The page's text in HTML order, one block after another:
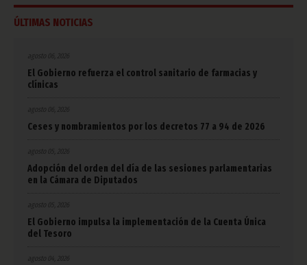
ÚLTIMAS NOTICIAS
agosto 06, 2026
El Gobierno refuerza el control sanitario de farmacias y
clínicas
agosto 06, 2026
Ceses y nombramientos por los decretos 77 a 94 de 2026
Adopción del orden del día de las sesiones parlamentarias
en la Cámara de Diputados
El Gobierno impulsa la implementación de la Cuenta Única
del Tesoro
agosto 04, 2026